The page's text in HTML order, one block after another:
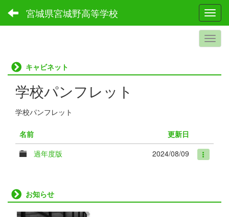
宮城県宮城野高等学校
キャビネット
学校パンフレット
学校パンフレット
名前
更新日
過年度版
2024/08/09
お知らせ